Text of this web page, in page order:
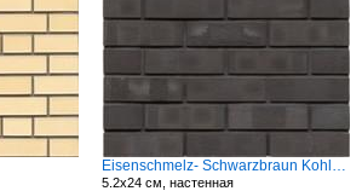
Eisenschmelz- Schwarzbraun Kohle Spezial Df
5.2x24 см, настенная